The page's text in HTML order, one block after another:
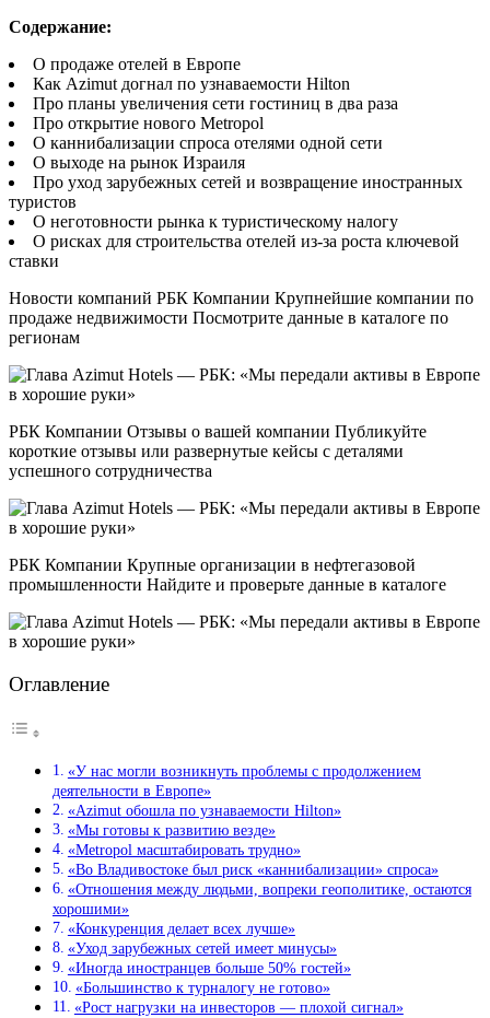
Содержание:
О продаже отелей в Европе
Как Azimut догнал по узнаваемости Hilton
Про планы увеличения сети гостиниц в два раза
Про открытие нового Metropol
О каннибализации спроса отелями одной сети
О выходе на рынок Израиля
Про уход зарубежных сетей и возвращение иностранных
туристов
О неготовности рынка к туристическому налогу
О рисках для строительства отелей из-за роста ключевой
ставки
Новости компаний РБК Компании Крупнейшие компании по
продаже недвижимости Посмотрите данные в каталоге по
регионам
РБК Компании Отзывы о вашей компании Публикуйте
короткие отзывы или развернутые кейсы с деталями
успешного сотрудничества
РБК Компании Крупные организации в нефтегазовой
промышленности Найдите и проверьте данные в каталоге
Оглавление
«У нас могли возникнуть проблемы с продолжением
деятельности в Европе»
«Azimut обошла по узнаваемости Hilton»
«Мы готовы к развитию везде»
«Metropol масштабировать трудно»
«Во Владивостоке был риск «каннибализации» спроса»
«Отношения между людьми, вопреки геополитике, остаются
хорошими»
«Конкуренция делает всех лучше»
«Уход зарубежных сетей имеет минусы»
«Иногда иностранцев больше 50% гостей»
«Большинство к турналогу не готово»
«Рост нагрузки на инвесторов — плохой сигнал»